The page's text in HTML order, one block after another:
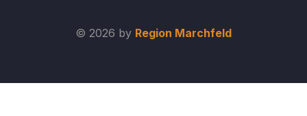
© 2026 by Region Marchfeld